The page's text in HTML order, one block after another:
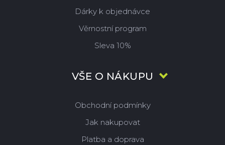
Dárky k objednávce
Věrnostní program
Sleva 10%
VŠE O NÁKUPU
Obchodní podmínky
Jak nakupovat
Platba a doprava